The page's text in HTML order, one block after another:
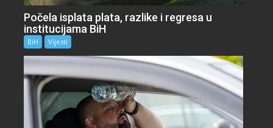
Počela isplata plata, razlike i regresa u
institucijama BiH
BiH Vijesti